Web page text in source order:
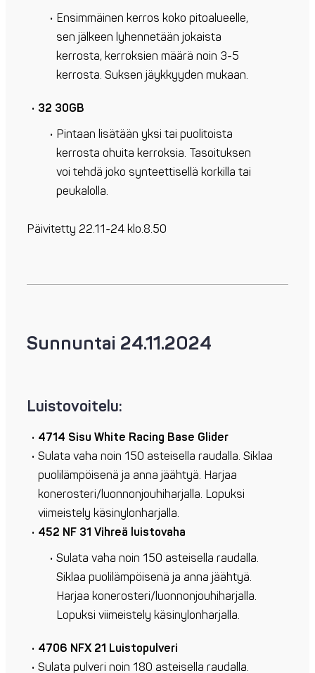
Ensimmäinen kerros koko pitoalueelle,
sen jälkeen lyhennetään jokaista
kerrosta, kerroksien määrä noin 3-5
kerrosta. Suksen jäykkyyden mukaan.
32 30GB
Pintaan lisätään yksi tai puolitoista
kerrosta ohuita kerroksia. Tasoituksen
voi tehdä joko synteettisellä korkilla tai
peukalolla.
Päivitetty 22.11-24 klo.8.50
Sunnuntai 24.11.2024
Luistovoitelu:
4714 Sisu White Racing Base Glider
Sulata vaha noin 150 asteisella raudalla. Siklaa
puolilämpöisenä ja anna jäähtyä. Harjaa
konerosteri/luonnonjouhiharjalla. Lopuksi
viimeistely käsinylonharjalla.
452 NF 31 Vihreä luistovaha
Sulata vaha noin 150 asteisella raudalla.
Siklaa puolilämpöisenä ja anna jäähtyä.
Harjaa konerosteri/luonnonjouhiharjalla.
Lopuksi viimeistely käsinylonharjalla.
4706 NFX 21 Luistopulveri
Sulata pulveri noin 180 asteisella raudalla.